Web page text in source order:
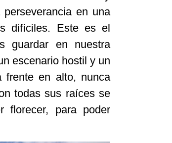
en una
difíciles. Este es el
guardar en nuestra
escenario hostil y un
frente en alto, nunca
todas sus raíces se
florecer, para poder